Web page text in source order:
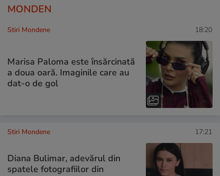
MONDEN
Stiri Mondene 18:20
Marisa Paloma este însărcinată
a doua oară. Imaginile care au
dat-o de gol
Stiri Mondene 17:21
Diana Bulimar, adevărul din
spatele fotografiilor din